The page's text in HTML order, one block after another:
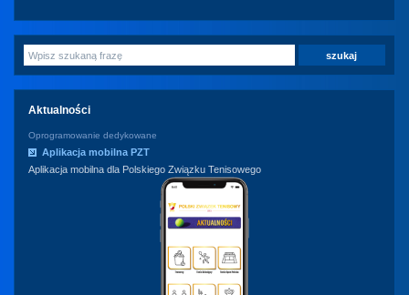
Aktualności
Oprogramowanie dedykowane
Aplikacja mobilna PZT
Aplikacja mobilna dla Polskiego Związku Tenisowego